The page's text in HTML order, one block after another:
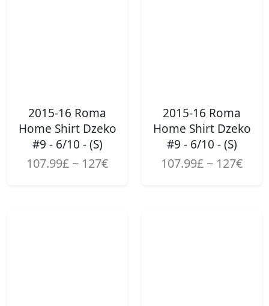
2015-16 Roma
Home Shirt Dzeko
#9 - 6/10 - (S)
107.99£ ~ 127€
2015-16 Roma
Home Shirt Dzeko
#9 - 6/10 - (S)
107.99£ ~ 127€